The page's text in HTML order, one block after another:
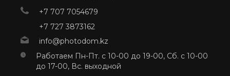
+7 707 7054679
+7 727 3873162
info@photodom.kz
Работаем Пн-Пт. с 10-00 до 19-00, Сб. с 10-00
до 17-00, Вс. выходной